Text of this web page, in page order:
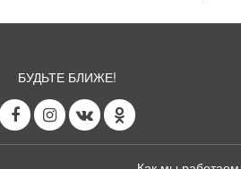
БУДЬТЕ БЛИЖЕ!